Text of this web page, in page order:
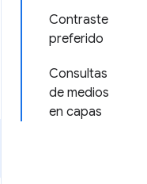
Contraste
preferido
Consultas
de medios
en capas